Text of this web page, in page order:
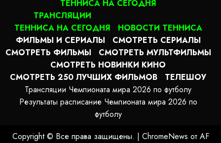
ТЕННИСА НА СЕГОДНЯ
ТРАНСЛЯЦИИ
ТЕННИСА НА СЕГОДНЯ
НОВОСТИ ТЕННИСА
ФИЛЬМЫ И СЕРИАЛЫ
СМОТРЕТЬ СЕРИАЛЫ
СМОТРЕТЬ ФИЛЬМЫ
СМОТРЕТЬ МУЛЬТФИЛЬМЫ
СМОТРЕТЬ НОВИНКИ КИНО
СМОТРЕТЬ 250 ЛУЧШИХ ФИЛЬМОВ
ТЕЛЕШОУ
Трансляции Чемпионата мира 2026 по футболу
Результаты расписание Чемпионата мира 2026 по
футболу
Copyright © Все права защищены. | ChromeNews от AF